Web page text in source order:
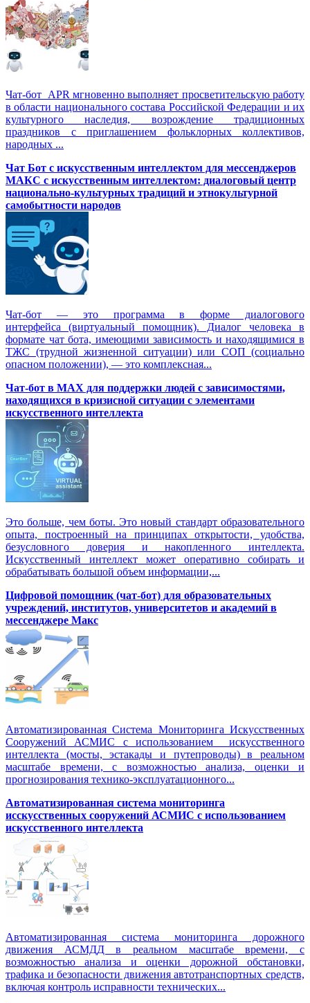
Чат-бот APR мгновенно выполняет просветительскую работу
в области национального состава Российской Федерации и их
культурного наследия, возрождение традиционных
праздников с приглашением фольклорных коллективов,
народных ...
Чат Бот с искусственным интеллектом для мессенджеров
МАКС с искусственным интеллектом: диалоговый центр
национально-культурных традиций и этнокультурной
самобытности народов
Чат-бот — это программа в форме диалогового
интерфейса (виртуальный помощник). Диалог человека в
формате чат бота, имеющими зависимость и находящимися в
ТЖС (трудной жизненной ситуации) или СОП (социально
опасном положении), — это комплексная...
Чат-бот в MAX для поддержки людей с зависимостями,
находящихся в кризисной ситуации с элементами
искусственного интеллекта
Это больше, чем боты. Это новый стандарт образовательного
опыта, построенный на принципах открытости, удобства,
безусловного доверия и накопленного интеллекта.
Искусственный интеллект может оперативно собирать и
обрабатывать большой объем информации,...
Цифровой помощник (чат-бот) для образовательных
учреждений, институтов, университетов и академий в
мессенджере Макс
Автоматизированная Система Мониторинга Искусственных
Сооружений АСМИС с использованием искусственного
интеллекта (мосты, эстакады и путепроводы) в реальном
масштабе времени, с возможностью анализа, оценки и
прогнозирования технико-эксплуатационного...
Автоматизированная система мониторинга
исскусственных сооружений АСМИС с использованием
искусственного интеллекта
Автоматизированная система мониторинга дорожного
движения АСМДД в реальном масштабе времени, с
возможностью анализа и оценки дорожной обстановки,
трафика и безопасности движения автотранспортных средств,
включая контроль исправности технических...